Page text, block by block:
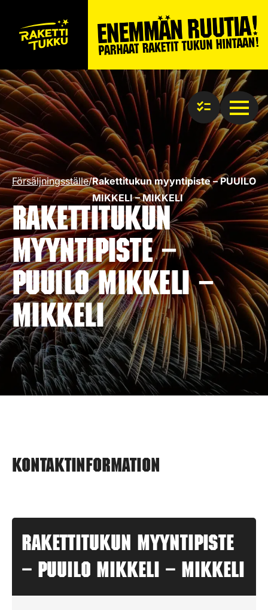
Försäljningsställe/Rakettitukun myyntipiste – PUUILO
MIKKELI – MIKKELI
Rakettitukun
myyntipiste –
PUUILO MIKKELI –
MIKKELI
Kontaktinformation
Rakettitukun myyntipiste
– PUUILO MIKKELI – MIKKELI